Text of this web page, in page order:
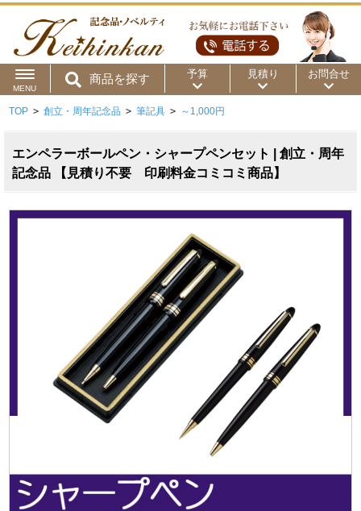
MENU
商品を探す 予算
用途から
商品カテゴリ
～50円 ～100円
～300円 ～500円 ～1,000円
～20,000円
～50,000円
見積り お問合せ
TOP > 創立・周年記念品 > 筆記具 > ～1,000円
エンペラーボールペン・シャープペンセット | 創立・周年
記念品 【見積り不要 印刷料金コミコミ商品】